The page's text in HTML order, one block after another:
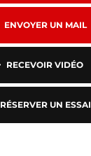
ENVOYER UN MAIL
RECEVOIR VIDÉO
RÉSERVER UN ESSAI